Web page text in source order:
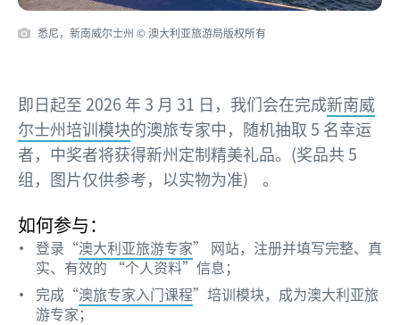
悉尼，新南威尔士州 ©️ 澳大利亚旅游局版权所有
即日起至 2026 年 3 月 31 日，我们会在完成新南威
尔士州培训模块的澳旅专家中，随机抽取 5 名幸运
者，中奖者将获得新州定制精美礼品。(奖品共 5
组，图片仅供参考，以实物为准) 。
如何参与：
登录“澳大利亚旅游专家” 网站，注册并填写完整、真
实、有效的 “个人资料”信息；
完成“澳旅专家入门课程”培训模块，成为澳大利亚旅
游专家；